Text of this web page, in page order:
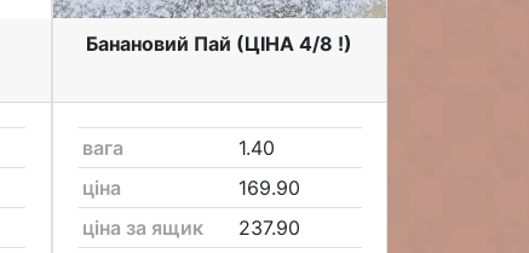
Банановий Пай (ЦІНА 4/8 !)
вага
1.40
ціна
169.90
ціна за ящик
237.90